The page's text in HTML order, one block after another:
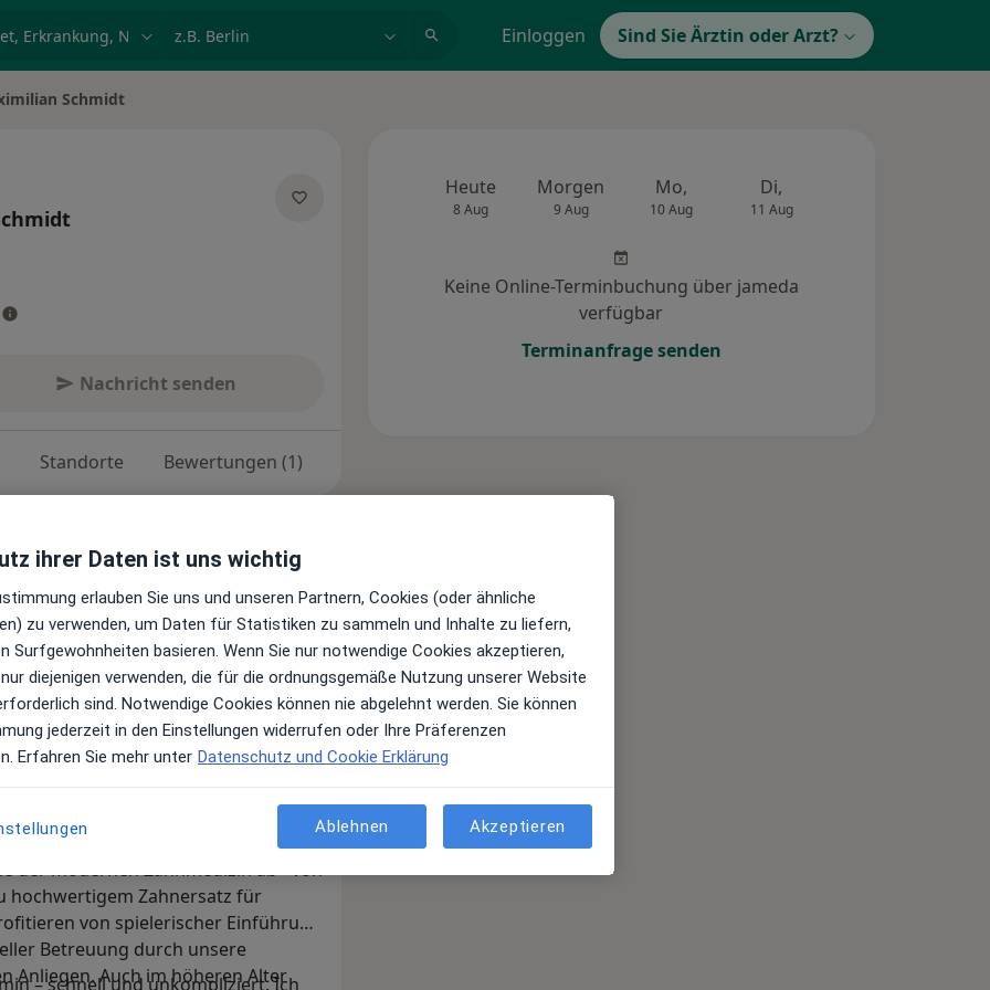
Einloggen Sind Sie Ärztin oder Arzt?
Schmidt
Nachricht senden
Standorte Bewertungen (1)
willkommen heißen zu dürfen! Mein
bin als Zahnarzt im MVZ Policum
individueller Beratung, schonenden
zahnmedizinischen
der modernen Zahnmedizin ab - von
hochwertigem Zahnersatz für
von spielerischer Einführung
Betreuung durch unsere
Anliegen. Auch im höheren Alter
– schnell und unkompliziert. Ich
Heute
8 Aug
Morgen
9 Aug
Mo,
10 Aug
Di,
11 Aug
Keine Online-Terminbuchung über jameda
verfügbar
Terminanfrage senden
ihrer Daten ist uns wichtig
erlauben Sie uns und unseren Partnern, Cookies (oder ähnliche
zu verwenden, um Daten für Statistiken zu sammeln und Inhalte zu liefern,
Surfgewohnheiten basieren. Wenn Sie nur notwendige Cookies akzeptieren,
diejenigen verwenden, die für die ordnungsgemäße Nutzung unserer Website
sind. Notwendige Cookies können nie abgelehnt werden. Sie können
jederzeit in den Einstellungen widerrufen oder Ihre Präferenzen
Erfahren Sie mehr unter Datenschutz und Cookie Erklärung
Ablehnen Akzeptieren